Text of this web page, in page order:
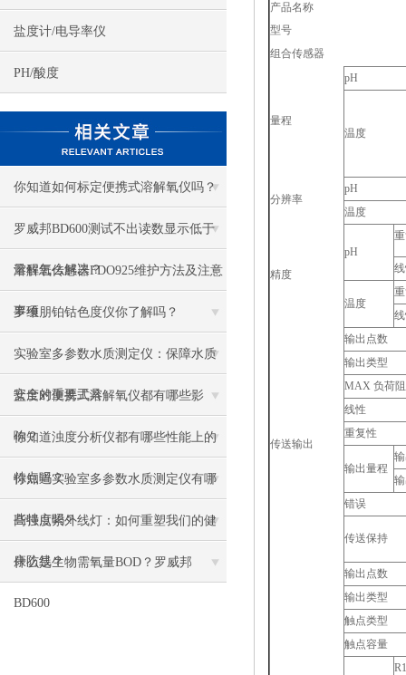
盐度计/电导率仪
PH/酸度
你知道如何标定便携式溶解氧仪吗？
罗威邦BD600测试不出读数显示低于
量程怎么解决？
溶解氧传感器FDO925维护方法及注意
事项
罗维朋铂钴色度仪你了解吗？
实验室多参数水质测定仪：保障水质
安全的重要工具
盐度对便携式溶解氧仪都有哪些影
响？
你知道浊度分析仪都有哪些性能上的
特点吗？
你知道实验室多参数水质测定仪有哪
些特点吗？
高强度紫外线灯：如何重塑我们的健
康防线？
什么是生物需氧量BOD？罗威邦
BD600
产品名称
型号
组合传感器
量程
pH
温度
分辨率
pH
温度
精度
pH
温度
传送输出
输出点数
输出类型
MAX 负荷
线性
重复性
输出量程
错误
传送保持
输出点数
输出类型
触点类型
触点容量